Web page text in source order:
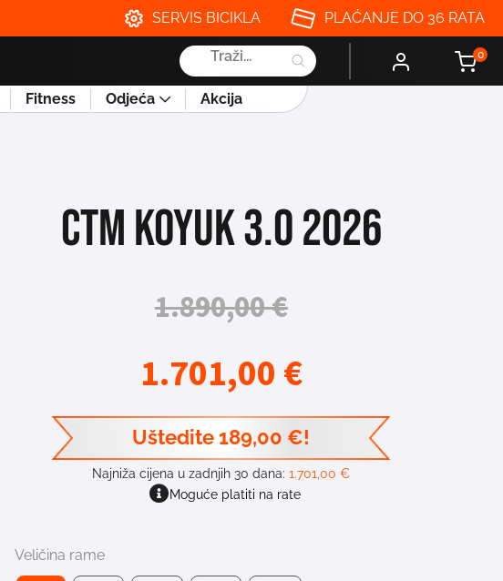
SERVIS BICIKLA PLAĆANJE DO 36 RATA
Products
search
0
Fitness Odjeća Akcija
CTM KOYUK 3.0 2026
1.890,00€
1.701,00€
Uštedite 189,00 €!
Najniža cijena u zadnjih 30 dana:1.701,00€
Moguće platiti na rate
Veličina rame